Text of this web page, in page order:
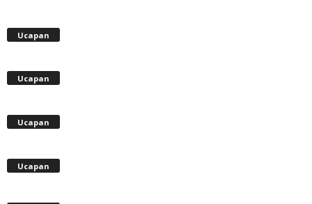
Ucapan
Ucapan
Ucapan
Ucapan